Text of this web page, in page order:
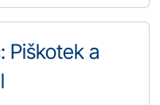
Piškotek a